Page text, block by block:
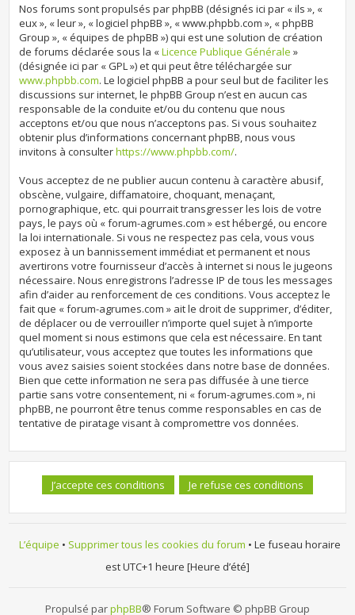
Nos forums sont propulsés par phpBB (désignés ici par « ils », «
eux », « leur », « logiciel phpBB », « www.phpbb.com », « phpBB
Group », « équipes de phpBB ») qui est une solution de création
de forums déclarée sous la «Licence Publique Générale »
(désignée ici par « GPL ») et qui peut être téléchargée sur
www.phpbb.com. Le logiciel phpBB a pour seul but de faciliter les
discussions sur internet, le phpBB Group n’est en aucun cas
responsable de la conduite et/ou du contenu que nous
acceptons et/ou que nous n’acceptons pas. Si vous souhaitez
obtenir plus d’informations concernant phpBB, nous vous
invitons à consulterhttps://www.phpbb.com/.
Vous acceptez de ne publier aucun contenu à caractère abusif,
obscène, vulgaire, diffamatoire, choquant, menaçant,
pornographique, etc. qui pourrait transgresser les lois de votre
pays, le pays où « forum-agrumes.com » est hébergé, ou encore
la loi internationale. Si vous ne respectez pas cela, vous vous
exposez à un bannissement immédiat et permanent et nous
avertirons votre fournisseur d’accès à internet si nous le jugeons
nécessaire. Nous enregistrons l’adresse IP de tous les messages
afin d’aider au renforcement de ces conditions. Vous acceptez le
fait que « forum-agrumes.com » ait le droit de supprimer, d’éditer,
de déplacer ou de verrouiller n’importe quel sujet à n’importe
quel moment si nous estimons que cela est nécessaire. En tant
qu’utilisateur, vous acceptez que toutes les informations que
vous avez saisies soient stockées dans notre base de données.
Bien que cette information ne sera pas diffusée à une tierce
partie sans votre consentement, ni « forum-agrumes.com », ni
phpBB, ne pourront être tenus comme responsables en cas de
tentative de piratage visant à compromettre vos données.
L’équipe • Supprimer tous les cookies du forum • Le fuseau horaire
est UTC+1 heure [Heure d’été]
Propulsé parphpBB® Forum Software © phpBB Group